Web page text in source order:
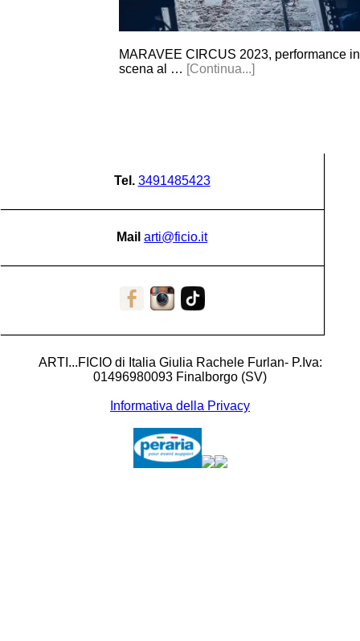
MARAVEE CIRCUS 2023, performance in
scena al … [Continua...]
Tel. 3491485423
Mail arti@ficio.it
ARTI...FICIO di Italia Giulia Rachele Furlan- P.Iva:
01496980093 Finalborgo (SV)
Informativa della Privacy